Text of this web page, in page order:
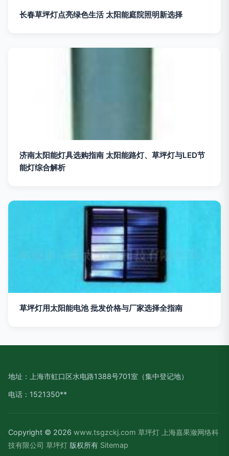
长春草坪灯点亮绿色生活 太阳能庭院照明新选择
济南太阳能灯具选购指南 太阳能路灯、草坪灯与LED节
能灯综合解析
草坪灯用太阳能电池 批发价格与厂家选择全指南
地址：上海市虹口区水电路1388号701室（集中登记地）
电话：1521350**
Copyright © 2026 www.tsgzckj.com 草坪灯 上海嘉果潋网络科
技有限公司 草坪灯 版权所有 Sitemap